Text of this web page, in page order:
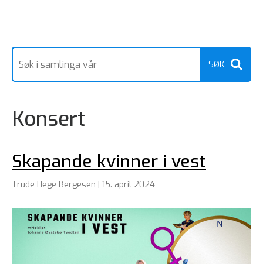
Konsert
Skapande kvinner i vest
Trude Hege Bergesen | 15. april 2024